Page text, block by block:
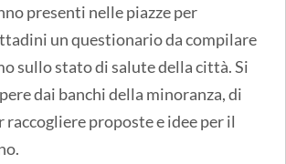
presenti nelle piazze per
un questionario da compilare
sullo stato di salute della città. Si
dai banchi della minoranza, di
raccogliere proposte e idee per il